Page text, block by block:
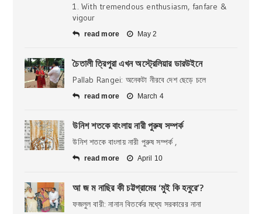
1. With tremendous enthusiasm, fanfare &
vigour
read more May 2
চৈতালী ত্রিপুরা এখন অস্ট্রেলিয়ার ডারউইনে
Pallab Rangei: অনেকটা নীরবে দেশ ছেড়ে চলে
read more March 4
উনিশ শতকে বাংলায় নারী পুরুষ সম্পর্ক
উনিশ শতকে বাংলায় নারী পুরুষ সম্পর্ক ,
read more April 10
আ জ ম নাছির কী চট্টগ্রামের ‘মুই কি হনুরে’?
ফজলুল বারী: নানান বিতর্কের মধ্যে সরকারের নানা